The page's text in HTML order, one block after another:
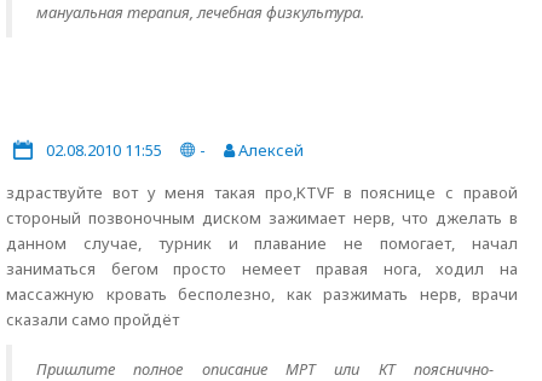
мануальная терапия, лечебная физкультура.
02.08.2010 11:55 -
Алексей
здраствуйте вот у меня такая про,KTVF в пояснице с правой
стороный позвоночным диском зажимает нерв, что джелать в
данном случае, турник и плавание не помогает, начал
заниматься бегом просто немеет правая нога, ходил на
массажную кровать бесполезно, как разжимать нерв, врачи
сказали само пройдёт
Пришлите полное описание МРТ или КТ пояснично-